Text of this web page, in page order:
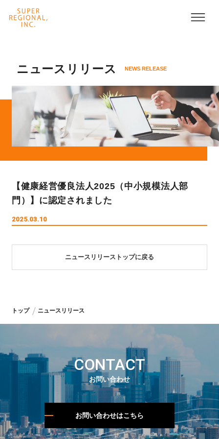
ニュースリリース NEWS RELEASE
トップ ニュースリリース
【健康経営優良法人2025（中小規模法人部
門）】に認定されました
2025.03.10
ニュースリリーストップに戻る
CONTACT
お問い合わせ
お問い合わせはこちら